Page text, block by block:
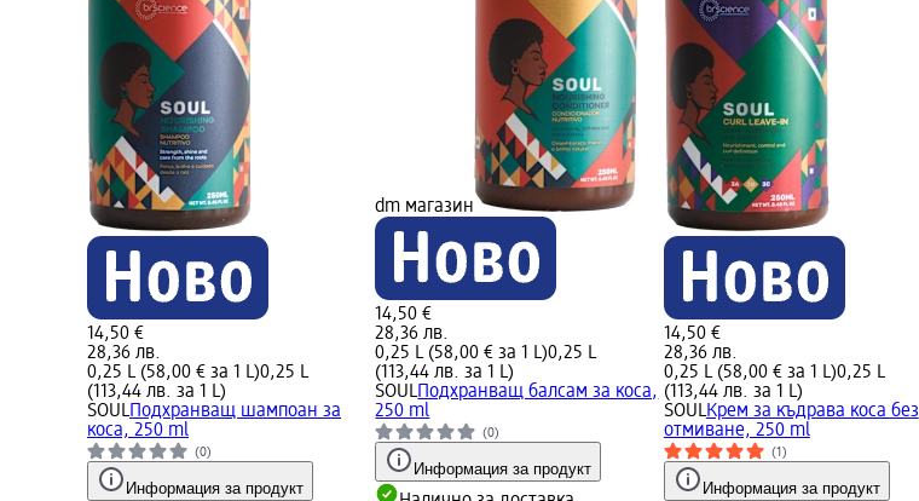
14,50 €
28,36 лв.
0,25 L (58,00 € за 1 L)0,25 L
(113,44 лв. за 1 L)
SOULПодхранващ шампоан за
коса, 250 ml
(0)
Информация за продукт
dm магазин
14,50 €
28,36 лв.
0,25 L (58,00 € за 1 L)0,25 L
(113,44 лв. за 1 L)
SOULПодхранващ балсам за коса,
250 ml
(0)
Информация за продукт
14,50 €
28,36 лв.
0,25 L (58,00 € за 1 L)0,25 L
(113,44 лв. за 1 L)
SOULКрем за къдрава коса без
отмиване, 250 ml
(1)
Информация за продукт